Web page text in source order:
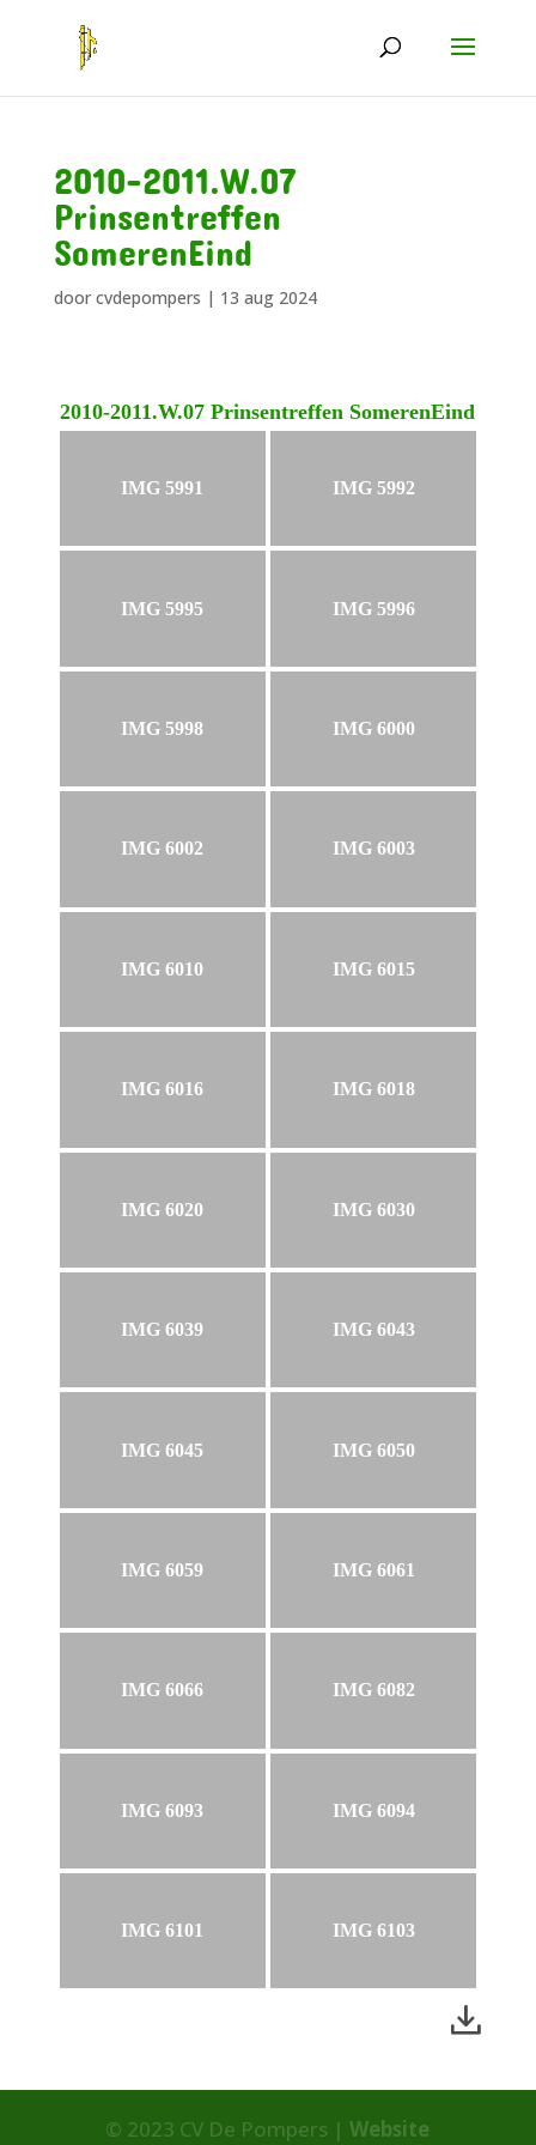
2010-2011.W.07
Prinsentreffen
SomerenEind
door cvdepompers | 13 aug 2024
2010-2011.W.07 Prinsentreffen SomerenEind
IMG 5991 IMG 5992
IMG 5995 IMG 5996
IMG 5998 IMG 6000
IMG 6002 IMG 6003
IMG 6010 IMG 6015
IMG 6016 IMG 6018
IMG 6020 IMG 6030
IMG 6039 IMG 6043
IMG 6045 IMG 6050
IMG 6059 IMG 6061
IMG 6066 IMG 6082
IMG 6093 IMG 6094
IMG 6101 IMG 6103
© 2023 CV De Pompers |Website